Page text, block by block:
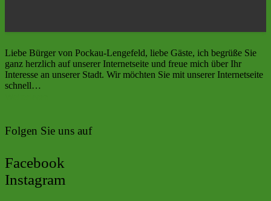
Liebe Bürger von Pockau-Lengefeld, liebe Gäste, ich begrüße Sie
ganz herzlich auf unserer Internetseite und freue mich über Ihr
Interesse an unserer Stadt. Wir möchten Sie mit unserer Internetseite
schnell…
Folgen Sie uns auf
Facebook
Instagram